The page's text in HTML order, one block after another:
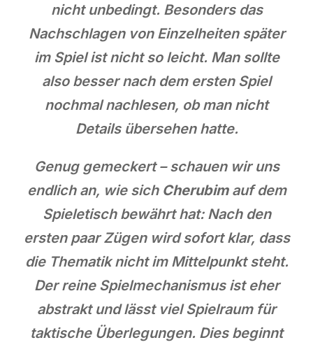
nicht unbedingt. Besonders das
Nachschlagen von Einzelheiten später
im Spiel ist nicht so leicht. Man sollte
also besser nach dem ersten Spiel
nochmal nachlesen, ob man nicht
Details übersehen hatte.
Genug gemeckert – schauen wir uns
endlich an, wie sich Cherubimauf dem
Spieletisch bewährt hat: Nach den
ersten paar Zügen wird sofort klar, dass
die Thematik nicht im Mittelpunkt steht.
Der reine Spielmechanismus ist eher
abstrakt und lässt viel Spielraum für
taktische Überlegungen. Dies beginnt